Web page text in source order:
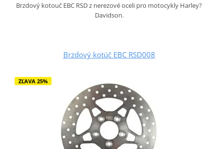
Brzdový kotouč EBC RSD z nerezové oceli pro motocykly Harley?
Davidson.
Brzdový kotúč EBC RSD008
ZĽAVA 25%